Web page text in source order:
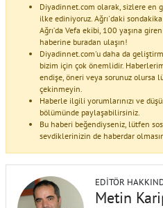
Diyadinnet.com olarak, sizlere en
ilke ediniyoruz. Ağrı'daki
Ağrı’da Vefa ekibi, 100 yaşına
haberine buradan ulaşın!
Diyadinnet.com'u daha da
bizim için çok önemlidir.
endişe, öneri veya sorunuz olursa
çekinmeyin.
Haberle ilgili yorumlarınızı ve
bölümünde paylaşabilirsiniz.
Bu haberi beğendiyseniz, lütfen
sevdiklerinizin de haberdar
EDITÖR
Metin